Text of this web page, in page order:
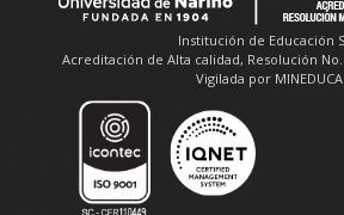
Institución de Educación
Acreditación de Alta calidad, Resolución No.
Vigilada por